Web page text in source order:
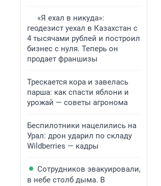
«Я ехал в никуда»:
геодезист уехал в Казахстан с
4 тысячами рублей и построил
бизнес с нуля. Теперь он
продает франшизы
Трескается кора и завелась
парша: как спасти яблони и
урожай — советы агронома
Беспилотники нацелились на
Урал: дрон ударил по складу
Wildberries — кадры
Сотрудников эвакуировали,
в небе столб дыма. В